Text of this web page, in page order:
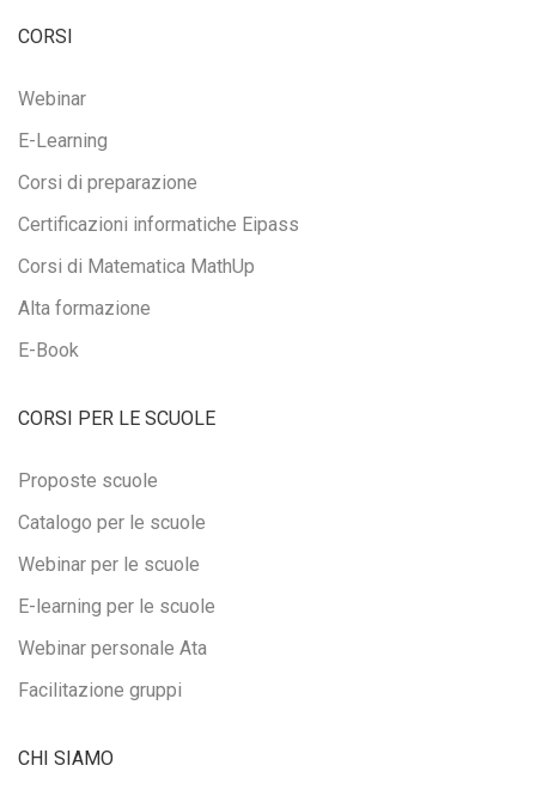
CORSI
Webinar
E-Learning
Corsi di preparazione
Certificazioni informatiche Eipass
Corsi di Matematica MathUp
Alta formazione
E-Book
CORSI PER LE SCUOLE
Proposte scuole
Catalogo per le scuole
Webinar per le scuole
E-learning per le scuole
Webinar personale Ata
Facilitazione gruppi
CHI SIAMO